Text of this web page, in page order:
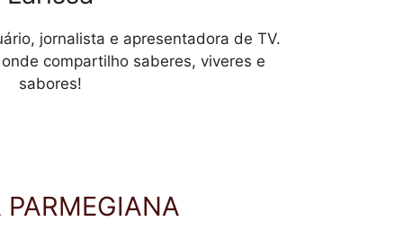
jornalista e apresentadora de TV.
compartilho saberes, viveres e
sabores!